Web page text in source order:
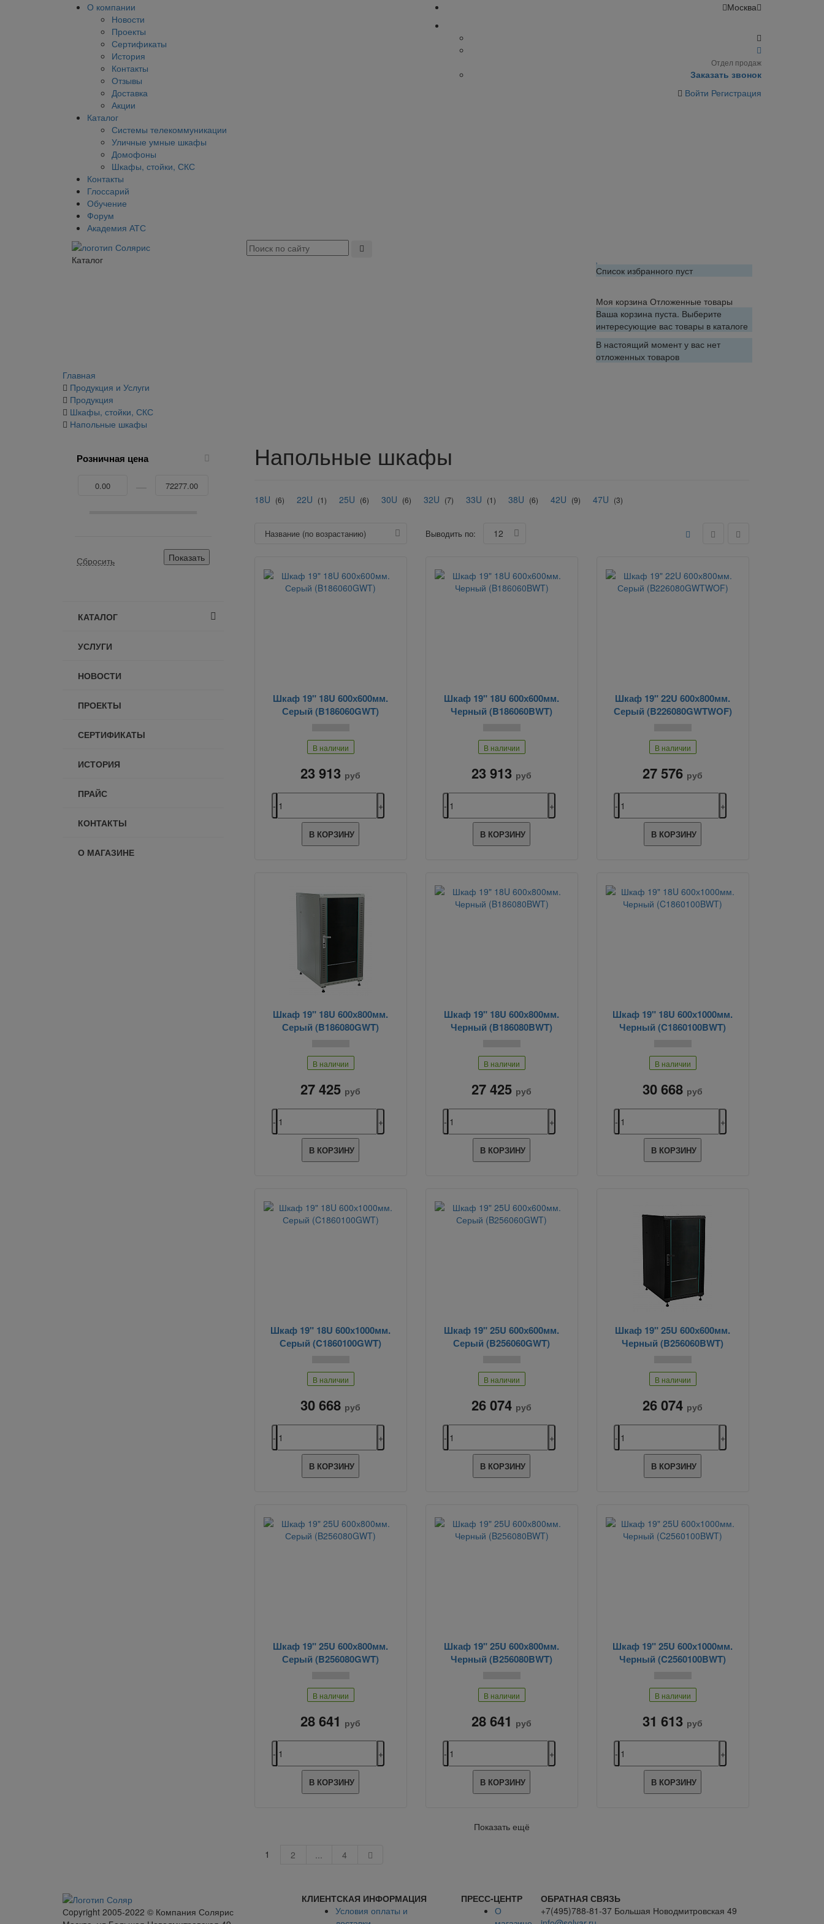
О компании
Новости
Проекты
Сертификаты
История
Контакты
Отзывы
Доставка
Акции
Каталог
Системы телекоммуникации
Уличные умные шкафы
Домофоны
Шкафы, стойки, СКС
Контакты
Глоссарий
Обучение
Форум
Академия АТС
Москва
Отдел продаж
Заказать звонок
Войти Регистрация
Каталог
Список избранного пуст
Моя корзина Отложенные товары
Ваша корзина пуста. Выберите
интересующие вас товары в каталоге
В настоящий момент у вас нет
отложенных товаров
Главная
Продукция и Услуги
Продукция
Шкафы, стойки, СКС
Напольные шкафы
Розничная цена
КАТАЛОГ
УСЛУГИ
НОВОСТИ
ПРОЕКТЫ
СЕРТИФИКАТЫ
ИСТОРИЯ
ПРАЙС
КОНТАКТЫ
О МАГАЗИНЕ
Напольные шкафы
18U (6) 22U (1) 25U (6) 30U (6) 32U (7) 33U (1) 38U (6) 42U (9) 47U (3)
Название (по возрастанию) Выводить по: 12
Шкаф 19" 18U 600х600мм.
Серый (B186060GWT)
В наличии
23 913 руб
В КОРЗИНУ
Шкаф 19" 18U 600х600мм.
Черный (B186060BWT)
В наличии
23 913 руб
В КОРЗИНУ
Шкаф 19" 22U 600х800мм.
Серый (B226080GWTWOF)
В наличии
27 576 руб
В КОРЗИНУ
Шкаф 19" 18U 600х800мм.
Серый (B186080GWT)
В наличии
27 425 руб
В КОРЗИНУ
Шкаф 19" 18U 600х800мм.
Черный (B186080BWT)
В наличии
27 425 руб
В КОРЗИНУ
Шкаф 19" 18U 600х1000мм.
Черный (C1860100BWT)
В наличии
30 668 руб
В КОРЗИНУ
Шкаф 19" 18U 600х1000мм.
Серый (C1860100GWT)
В наличии
30 668 руб
В КОРЗИНУ
Шкаф 19" 25U 600х600мм.
Серый (B256060GWT)
В наличии
26 074 руб
В КОРЗИНУ
Шкаф 19" 25U 600х600мм.
Черный (B256060BWT)
В наличии
26 074 руб
В КОРЗИНУ
Шкаф 19" 25U 600х800мм.
Серый (B256080GWT)
В наличии
28 641 руб
В КОРЗИНУ
Шкаф 19" 25U 600х800мм.
Черный (B256080BWT)
В наличии
28 641 руб
В КОРЗИНУ
Шкаф 19" 25U 600х1000мм.
Черный (C2560100BWT)
В наличии
31 613 руб
В КОРЗИНУ
Показать ещё
1 2 ... 4
Сopyright 2005-2022 © Компания Солярис
КЛИЕНТСКАЯ ИНФОРМАЦИЯ ПРЕСС-ЦЕНТР
ОБРАТНАЯ СВЯЗЬ
Условия оплаты и
О
+7(495)788-81-37 Большая Новодмитровская 49